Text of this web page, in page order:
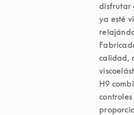
disfrutar
ya esté
calidad,
H9